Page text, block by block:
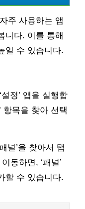
주 사용하는 앱
니다. 이를 통해
일 수 있습니다.
정’ 앱을 실행합
항목을 찾아 선택
널’을 찾아서 탭
동하면, ‘패널’
할 수 있습니다.